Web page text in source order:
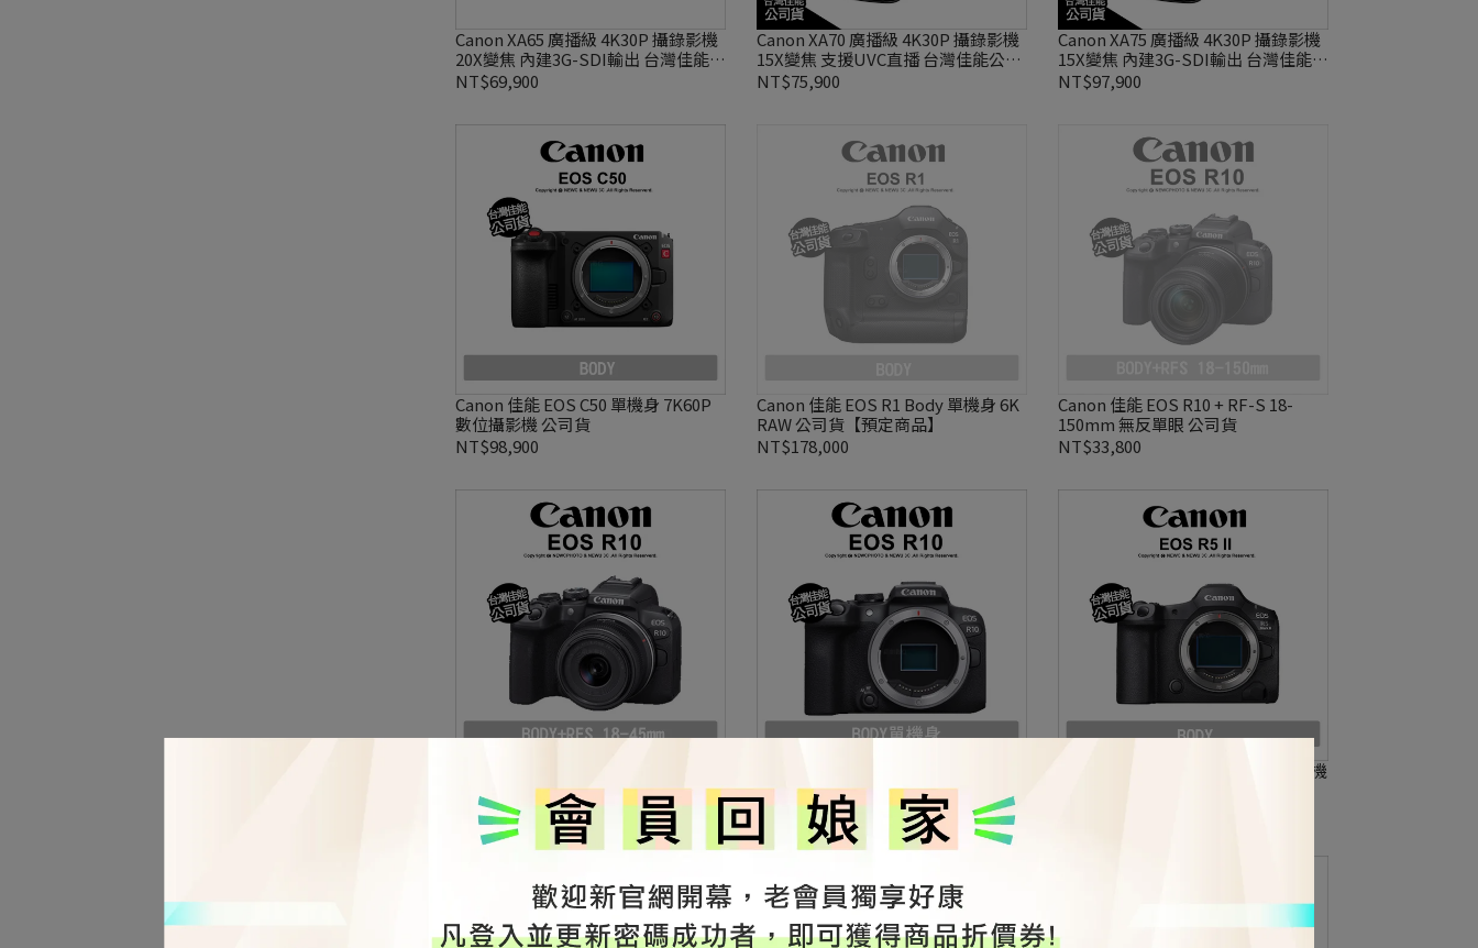
Canon XA65 廣播級 4K30P 攝錄影機
20X變焦 內建3G-SDI輸出 台灣佳能公
司貨
NT$69,900
Canon XA70 廣播級 4K30P 攝錄影機
15X變焦 支援UVC直播 台灣佳能公司
貨
NT$75,900
Canon XA75 廣播級 4K30P 攝錄影機
15X變焦 內建3G-SDI輸出 台灣佳能公
司貨
NT$97,900
Canon 佳能 EOS C50 單機身 7K60P
數位攝影機 公司貨
NT$98,900
Canon 佳能 EOS R1 Body 單機身 6K
RAW 公司貨【預定商品】
NT$178,000
Canon 佳能 EOS R10 + RF-S 18-
150mm 無反單眼 公司貨
NT$33,800
45mm 無反單眼 公司貨
NT$25,300
反單眼 公司貨
NT$22,500
Canon 佳能 EOS R5 II Body R52 單機